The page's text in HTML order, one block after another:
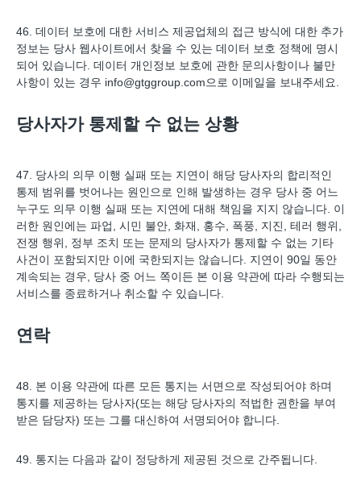
46. ​​데이터 보호에 대한 서비스 제공업체의 접근 방식에 대한 추가
정보는 당사 웹사이트에서 찾을 수 있는 데이터 보호 정책에 명시
되어 있습니다. 데이터 개인정보 보호에 관한 문의사항이나 불만
사항이 있는 경우 info@gtggroup.com으로 이메일을 보내주세요.
당사자가 통제할 수 없는 상황
47. 당사의 의무 이행 실패 또는 지연이 해당 당사자의 합리적인
통제 범위를 벗어나는 원인으로 인해 발생하는 경우 당사 중 어느
누구도 의무 이행 실패 또는 지연에 대해 책임을 지지 않습니다. 이
러한 원인에는 파업, 시민 불안, 화재, 홍수, 폭풍, 지진, 테러 행위,
전쟁 행위, 정부 조치 또는 문제의 당사자가 통제할 수 없는 기타
사건이 포함되지만 이에 국한되지는 않습니다. 지연이 90일 동안
계속되는 경우, 당사 중 어느 쪽이든 본 이용 약관에 따라 수행되는
서비스를 종료하거나 취소할 수 있습니다.
연락
48. 본 이용 약관에 따른 모든 통지는 서면으로 작성되어야 하며
통지를 제공하는 당사자(또는 해당 당사자의 적법한 권한을 부여
받은 담당자) 또는 그를 대신하여 서명되어야 합니다.
49. 통지는 다음과 같이 정당하게 제공된 것으로 간주됩니다.